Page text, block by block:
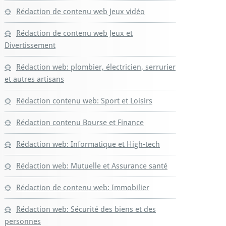
Rédaction de contenu web Jeux vidéo
Rédaction de contenu web Jeux et
Divertissement
Rédaction web: plombier, électricien, serrurier
et autres artisans
Rédaction contenu web: Sport et Loisirs
Rédaction contenu Bourse et Finance
Rédaction web: Informatique et High-tech
Rédaction web: Mutuelle et Assurance santé
Rédaction de contenu web: Immobilier
Rédaction web: Sécurité des biens et des
personnes